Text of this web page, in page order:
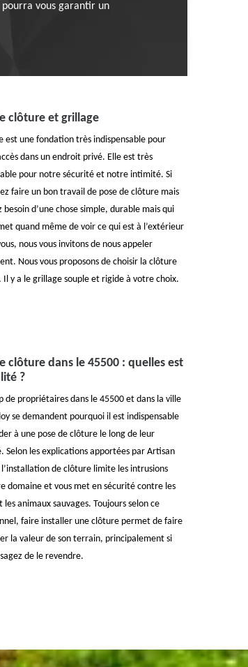
vous garantir un
clôture et grillage
est une fondation très indispensable pour
dans un endroit privé. Elle est très
pour notre sécurité et notre intimité. Si
faire un bon travail de pose de clôture mais
besoin d’une chose simple, durable mais qui
quand même de voir ce qui est à l’extérieur
nous vous invitons de nous appeler
Nous vous proposons de choisir la clôture
Il y a le grillage souple et rigide à votre choix.
clôture dans le 45500 : quelles est
?
de propriétaires dans le 45500 et dans la ville
se demandent pourquoi il est indispensable
à une pose de clôture le long de leur
Selon les explications apportées par Artisan
de clôture limite les intrusions
domaine et vous met en sécurité contre les
les animaux sauvages. Toujours selon ce
faire installer une clôture permet de faire
la valeur de son terrain, principalement si
de le revendre.